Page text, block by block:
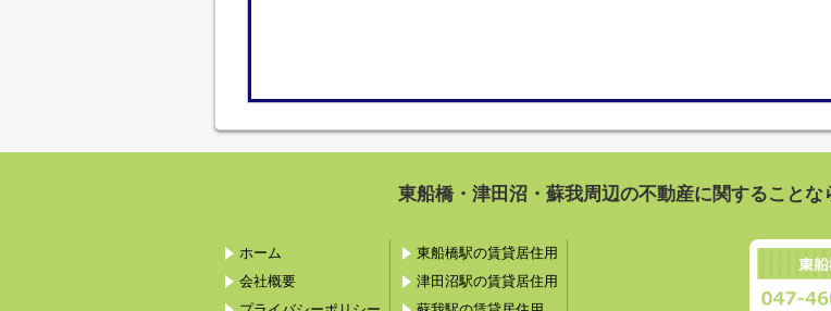
東船橋・津田沼・蘇我周辺の不動産に関することな
ホーム
会社概要
東船橋駅の賃貸居住用
津田沼駅の賃貸居住用